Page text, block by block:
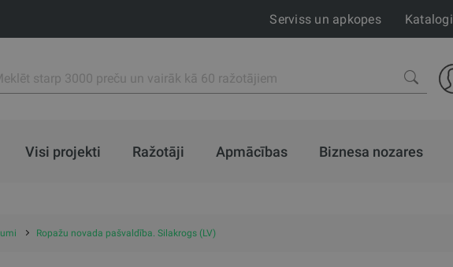
Serviss un apkopes Katalogi
Visi projekti Ražotāji Apmācības Biznesa nozares
Ropažu novada pašvaldība. Silakrogs (LV)